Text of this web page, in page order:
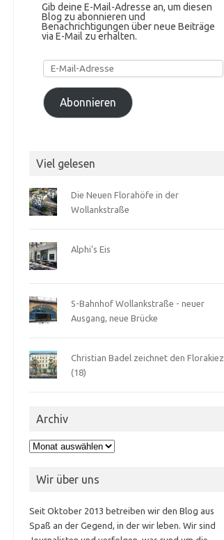
Gib deine E-Mail-Adresse an, um diesen
Blog zu abonnieren und
Benachrichtigungen über neue Beiträge
via E-Mail zu erhalten.
E-
Mail-
Adresse
Abonnieren
Viel gelesen
Die Neuen Florahöfe in der
Wollankstraße
Alphi’s Eis
S-Bahnhof Wollankstraße - neuer
Ausgang, neue Brücke
Christian Badel zeichnet den Florakiez
(18)
Archiv
Archiv
Wir über uns
Seit Oktober 2013 betreiben wir den Blog aus
Spaß an der Gegend, in der wir leben. Wir sind